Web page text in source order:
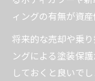
ィングの有無が資
将来的な売却や乗
ングによる塗装保
しておくと良いで